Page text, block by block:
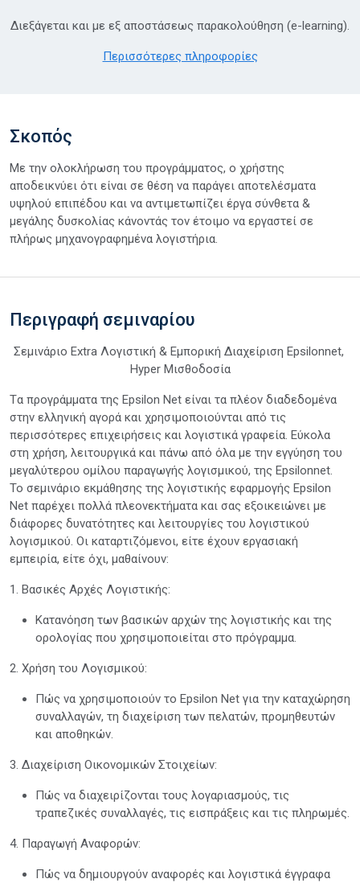
Διεξάγεται και με εξ αποστάσεως παρακολούθηση (e-learning).
Περισσότερες πληροφορίες
Σκοπός
Με την ολοκλήρωση του προγράμματος, ο χρήστης
αποδεικνύει ότι είναι σε θέση να παράγει αποτελέσματα
υψηλού επιπέδου και να αντιμετωπίζει έργα σύνθετα &
μεγάλης δυσκολίας κάνοντάς τον έτοιμο να εργαστεί σε
πλήρως μηχανογραφημένα λογιστήρια.
Περιγραφή σεμιναρίου
Σεμινάριο Extra Λογιστική & Εμπορική Διαχείριση Epsilonnet,
Hyper Μισθοδοσία
Tα προγράμματα της Epsilon Net είναι τα πλέον διαδεδομένα
στην ελληνική αγορά και χρησιμοποιούνται από τις
περισσότερες επιχειρήσεις και λογιστικά γραφεία. Εύκολα
στη χρήση, λειτουργικά και πάνω από όλα με την εγγύηση του
μεγαλύτερου ομίλου παραγωγής λογισμικού, της Epsilonnet.
Το σεμινάριο εκμάθησης της λογιστικής εφαρμογής Epsilon
Net παρέχει πολλά πλεονεκτήματα και σας εξοικειώνει με
διάφορες δυνατότητες και λειτουργίες του λογιστικού
λογισμικού. Οι καταρτιζόμενοι, είτε έχουν εργασιακή
εμπειρία, είτε όχι, μαθαίνουν:
1. Βασικές Αρχές Λογιστικής:
Κατανόηση των βασικών αρχών της λογιστικής και της
ορολογίας που χρησιμοποιείται στο πρόγραμμα.
2. Χρήση του Λογισμικού:
Πώς να χρησιμοποιούν το Epsilon Net για την καταχώρηση
συναλλαγών, τη διαχείριση των πελατών, προμηθευτών
και αποθηκών.
3. Διαχείριση Οικονομικών Στοιχείων:
Πώς να διαχειρίζονται τους λογαριασμούς, τις
τραπεζικές συναλλαγές, τις εισπράξεις και τις πληρωμές.
4. Παραγωγή Αναφορών:
Πώς να δημιουργούν αναφορές και λογιστικά έγγραφα